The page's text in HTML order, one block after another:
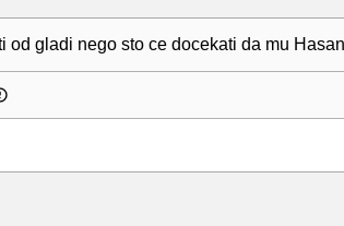
od gladi nego sto ce docekati da mu